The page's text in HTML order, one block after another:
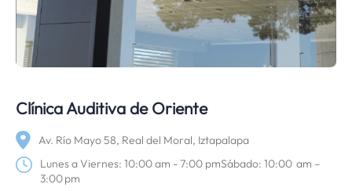
Clínica Auditiva de Oriente
Av. Río Mayo 58, Real del Moral, Iztapalapa
Lunes a Viernes: 10:00 am - 7:00 pmSábado: 10:00 am –
3:00 pm